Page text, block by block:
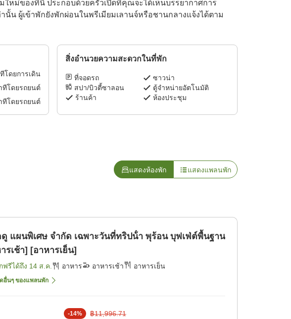
หม่ของที่นี่ ประกอบด้วยครัวเปิดที่คุณจะได้เห็นบรรยากาศการ
น ผู้เข้าพักยังพักผ่อนในพรีเมียมเลานจ์หรือชานกลางแจ้งได้ตาม
โดยการเดิน
ทีโดยรถยนต์
โดยรถยนต์
สิ่งอำนวยความสะดวกในที่พัก
ที่จอดรถ
ซาวน่า
สปา/บิวตี้ซาลอน
ตู้จำหน่ายอัตโนมัติ
ร้านค้า
ห้องประชุม
แสดงห้องพัก แสดงแพลนพัก
แผนพิเศษ จํากัด เฉพาะวันที่ทริปน้ํา พุร้อน บุฟเฟ่ต์พื้นฐาน
ารเช้า] [อาหารเย็น]
ฟรีได้ถึง 14 ส.ค. อาหาร อาหารเช้า อาหารเย็น
ดอื่นๆ ของแพลนพัก
-14% ฿11,996.71